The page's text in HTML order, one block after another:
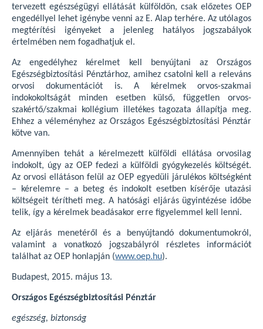
tervezett egészségügyi ellátását külföldön, csak előzetes OEP
engedéllyel lehet igénybe venni az E. Alap terhére. Az utólagos
megtérítési igényeket a jelenleg hatályos jogszabályok
értelmében nem fogadhatjuk el.
Az engedélyhez kérelmet kell benyújtani az Országos
Egészségbiztosítási Pénztárhoz, amihez csatolni kell a releváns
orvosi dokumentációt is. A kérelmek orvos-szakmai
indokokoltságát minden esetben külső, független orvos-
szakértő/szakmai kollégium illetékes tagozata állapítja meg.
Ehhez a véleményhez az Országos Egészségbiztosítási Pénztár
kötve van.
Amennyiben tehát a kérelmezett külföldi ellátása orvosilag
indokolt, úgy az OEP fedezi a külföldi gyógykezelés költségét.
Az orvosi ellátáson felül az OEP egyedüli járulékos költségként
– kérelemre – a beteg és indokolt esetben kísérője utazási
költségeit térítheti meg. A hatósági eljárás ügyintézése időbe
telik, így a kérelmek beadásakor erre figyelemmel kell lenni.
Az eljárás menetéről és a benyújtandó dokumentumokról,
valamint a vonatkozó jogszabályról részletes információt
találhat az OEP honlapján (www.oep.hu).
Budapest, 2015. május 13.
Országos Egészségbiztosítási Pénztár
egészség, biztonság